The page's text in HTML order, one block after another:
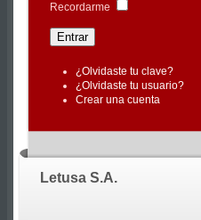
Recordarme
¿Olvidaste tu clave?
¿Olvidaste tu usuario?
Crear una cuenta
Letusa S.A.
Joomla
Articles